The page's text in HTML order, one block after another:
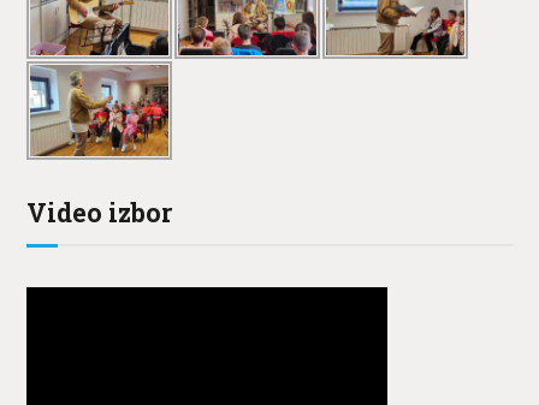
Video izbor